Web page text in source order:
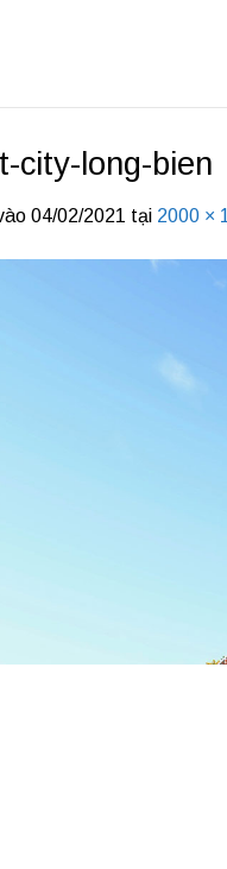
city-long-bien
04/02/2021 tại 2000 ×